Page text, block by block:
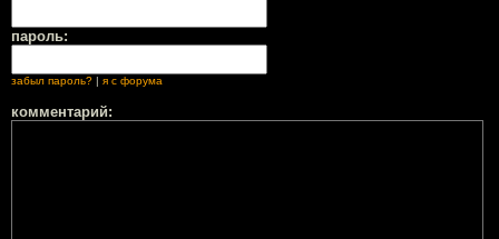
пароль:
забыл пароль? я с форума
комментарий: